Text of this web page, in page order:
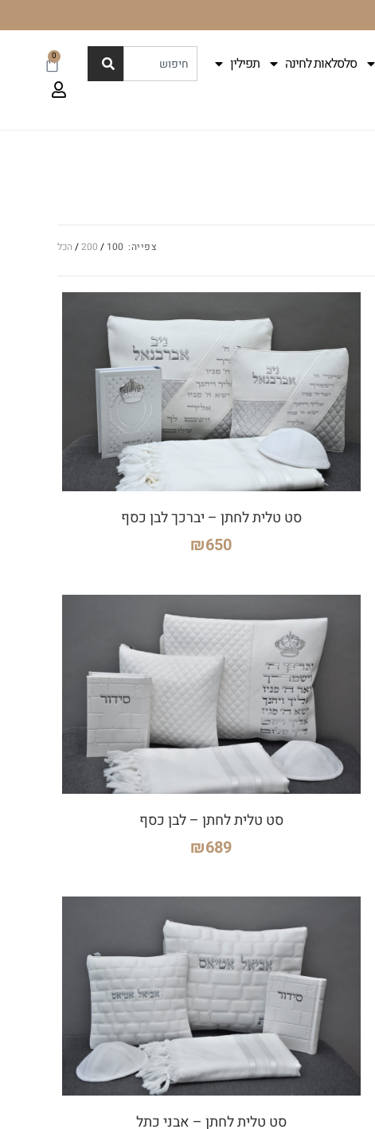
סלסלאות לחינה
תפילין
0
צפייה: 100
200 הכל
סט טלית לחתן – יברכך לבן כסף
₪650
סט טלית לחתן – לבן כסף
₪689
סט טלית לחתן – אבני כתל